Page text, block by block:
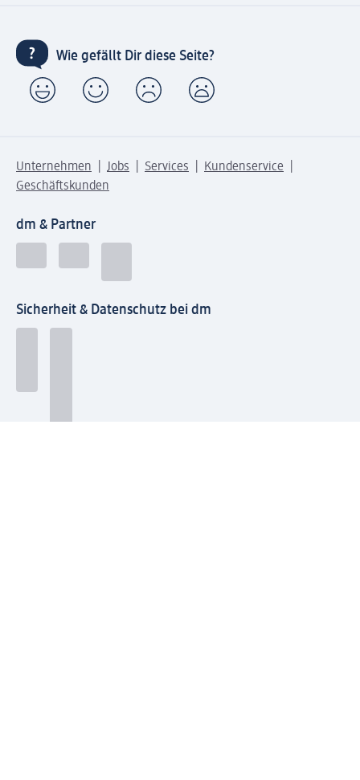
Wie gefällt Dir diese Seite?
Unternehmen Jobs Services
Kundenservice
Geschäftskunden
dm & Partner
Sicherheit & Datenschutz bei dm